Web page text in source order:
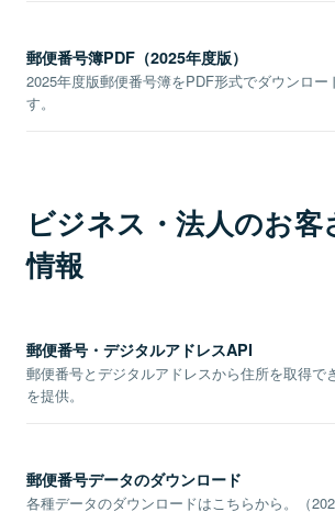
郵便番号簿PDF（2025年度版）
2025年度版郵便番号簿をPDF形式でダウンロー
す。
ビジネス・法人のお客
情報
郵便番号・デジタルアドレスAPI
郵便番号とデジタルアドレスから住所を取得で
を提供。
郵便番号データのダウンロード
各種データのダウンロードはこちらから。（